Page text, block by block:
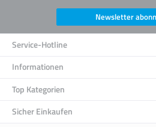
Newsletter
Service-Hotline
Informationen
Top Kategorien
Sicher Einkaufen